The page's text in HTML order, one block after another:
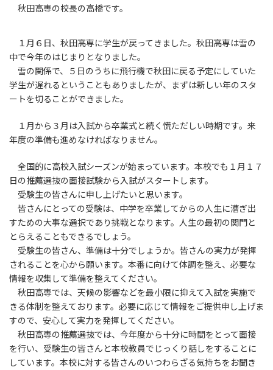
秋田高専の校長の高橋です。
１月６日、秋田高専に学生が戻ってきました。秋田高専は雪の
中で今年のはじまりとなりました。
雪の関係で、５日のうちに飛行機で秋田に戻る予定にしていた
学生が遅れるということもありましたが、まずは新しい年のスタ
ートを切ることができました。
１月から３月は入試から卒業式と続く慌ただしい時期です。来
年度の準備も進めなければなりません。
全国的に高校入試シーズンが始まっています。本校でも１月１７
日の推薦選抜の面接試験から入試がスタートします。
受験生の皆さんに申し上げたいと思います。
皆さんにとっての受験は、中学を卒業してからの人生に漕ぎ出
すための大事な選択であり挑戦となります。人生の最初の関門と
とらえることもできるでしょう。
受験生の皆さん、準備は十分でしょうか。皆さんの実力が発揮
されることを心から願います。本番に向けて体調を整え、必要な
情報を収集して準備を整えてください。
秋田高専では、天候の影響などを最小限に抑えて入試を実施で
きる体制を整えております。必要に応じて情報をご提供申し上げま
すので、安心して実力を発揮してください。
秋田高専の推薦選抜では、今年度から十分に時間をとって面接
を行い、受験生の皆さんと本校教員でじっくり話しをすることに
しています。本校に対する皆さんのいつわらざる気持ちをお聞き